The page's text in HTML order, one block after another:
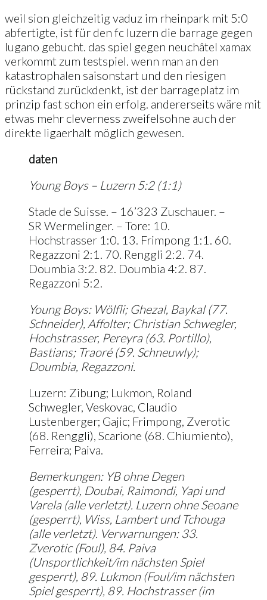
weil sion gleichzeitig vaduz im rheinpark mit 5:0
abfertigte, ist für den fc luzern die barrage gegen
lugano gebucht. das spiel gegen neuchâtel xamax
verkommt zum testspiel. wenn man an den
katastrophalen saisonstart und den riesigen
rückstand zurückdenkt, ist der barrageplatz im
prinzip fast schon ein erfolg. andererseits wäre mit
etwas mehr cleverness zweifelsohne auch der
direkte ligaerhalt möglich gewesen.
daten
Young Boys – Luzern 5:2 (1:1)
Stade de Suisse. – 16’323 Zuschauer. –
SR Wermelinger. – Tore: 10.
Hochstrasser 1:0. 13. Frimpong 1:1. 60.
Regazzoni 2:1. 70. Renggli 2:2. 74.
Doumbia 3:2. 82. Doumbia 4:2. 87.
Regazzoni 5:2.
Young Boys: Wölfli; Ghezal, Baykal (77.
Schneider), Affolter; Christian Schwegler,
Hochstrasser, Pereyra (63. Portillo),
Bastians; Traoré (59. Schneuwly);
Doumbia, Regazzoni.
Luzern: Zibung; Lukmon, Roland
Schwegler, Veskovac, Claudio
Lustenberger; Gajic; Frimpong, Zverotic
(68. Renggli), Scarione (68. Chiumiento),
Ferreira; Paiva.
Bemerkungen: YB ohne Degen
(gesperrt), Doubai, Raimondi, Yapi und
Varela (alle verletzt). Luzern ohne Seoane
(gesperrt), Wiss, Lambert und Tchouga
(alle verletzt). Verwarnungen: 33.
Zverotic (Foul), 84. Paiva
(Unsportlichkeit/im nächsten Spiel
gesperrt), 89. Lukmon (Foul/im nächsten
Spiel gesperrt), 89. Hochstrasser (im